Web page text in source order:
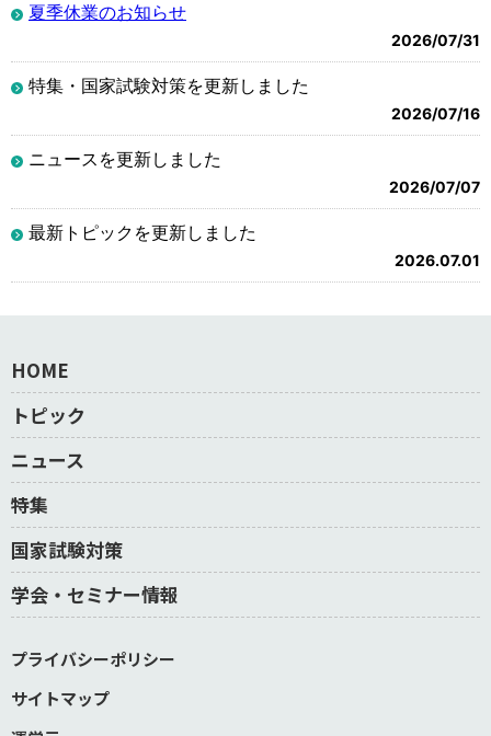
夏季休業のお知らせ
2026/07/31
特集・国家試験対策を更新しました
2026/07/16
ニュースを更新しました
2026/07/07
最新トピックを更新しました
2026.07.01
HOME
トピック
ニュース
特集
国家試験対策
学会・セミナー情報
プライバシーポリシー
サイトマップ